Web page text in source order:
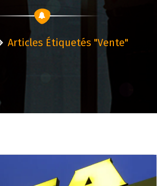
Articles Étiquetés "vente"